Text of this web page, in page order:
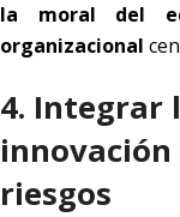
la moral del
organizacional
4. Integrar
riesgos